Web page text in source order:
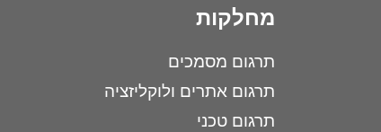
מחלקות
תרגום מסמכים
תרגום אתרים ולוקליזציה
תרגום טכני